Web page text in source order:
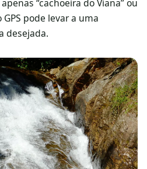
“cachoeira do Viana” ou
GPS pode levar a uma
desejada.